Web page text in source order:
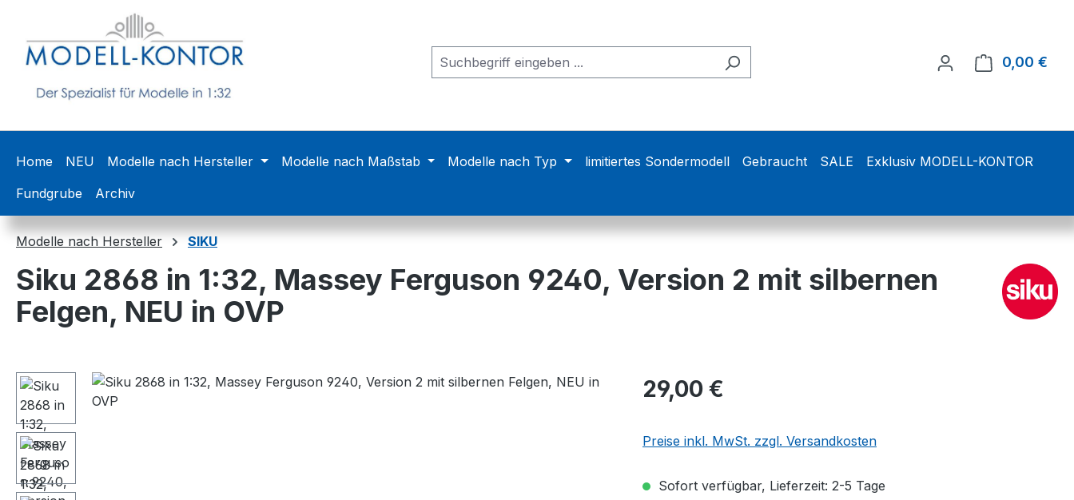
Hauptinhalt springen
Zur Suche springen
Zur Hauptnavigation springen
0,00 €
Home NEU Modelle nach Hersteller Modelle nach Maßstab Modelle nach Typ limitiertes Sondermodell Gebraucht SALE
Exklusiv MODELL-KONTOR
Fundgrube
Archiv
Modelle nach Hersteller SIKU
Siku 2868 in 1:32, Massey Ferguson 9240, Version 2 mit silbernen
Felgen, NEU in OVP
Bildergalerie überspringen 29,00 €
Preise inkl. MwSt. zzgl. Versandkosten
Sofort verfügbar, Lieferzeit: 2-5 Tage